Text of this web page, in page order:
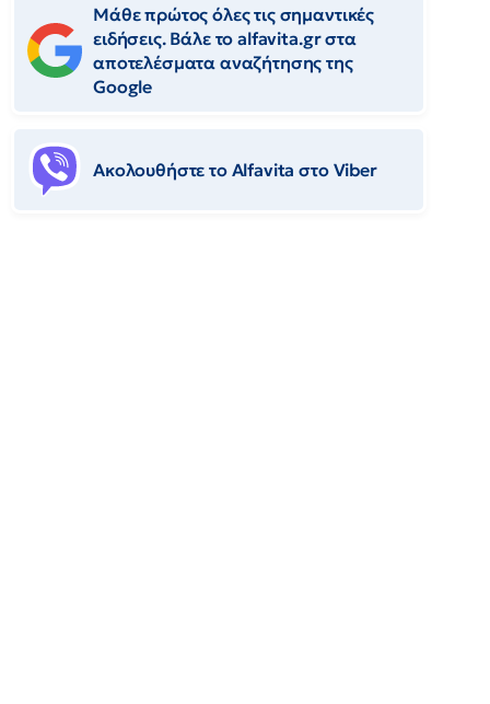
Μάθε πρώτος όλες τις σημαντικές
ειδήσεις. Βάλε το alfavita.gr στα
αποτελέσματα αναζήτησης της
Google
Ακολουθήστε το Αlfavita στο Viber